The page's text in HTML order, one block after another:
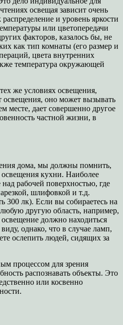
освещая зависит очень
и уровень яркости
или цветопередачи
факторов, казалось бы, не
как тип комнаты (его размер и
цвета внутренних
температура окружающей
же условиях освещения,
освещения, оно может вызывать
месте, дает совершенно другое
частной жизни, в
дома, мы должны помнить,
кухни. Наиболее
рабочей поверхностью, где
шлифовкой и т.д.
300 лк). Если вы собираетесь на
другую область, например,
должно находиться
однако, что в случае ламп,
ослепить людей, сидящих за
процессом для зрения
распознавать объекты. Это
или косвенно